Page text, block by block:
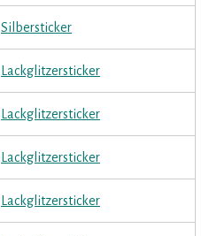
Silbersticker
Lackglitzersticker
Lackglitzersticker
Lackglitzersticker
Lackglitzersticker